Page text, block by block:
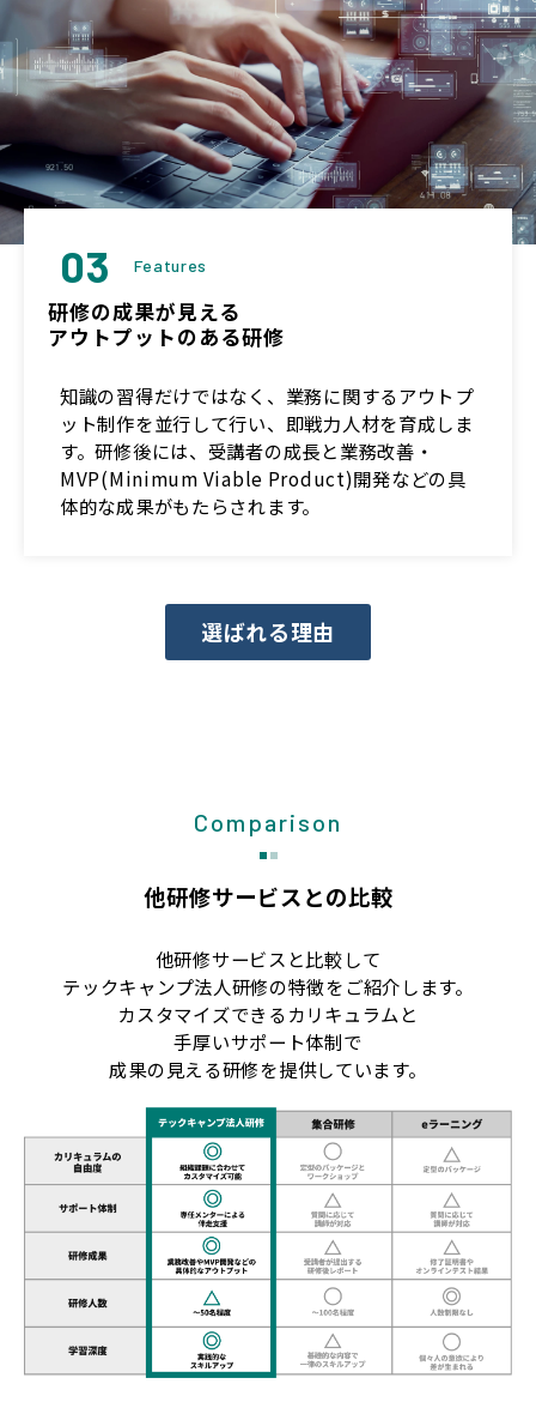
03 Features
研修の成果が見える
アウトプットのある研修
知識の習得だけではなく、業務に関するアウトプ
ット制作を並行して行い、即戦力人材を育成しま
す。研修後には、受講者の成長と業務改善・
MVP(Minimum Viable Product)開発などの具
体的な成果がもたらされます。
選ばれる理由
Comparison
他研修サービスとの比較
他研修サービスと比較して
テックキャンプ法人研修の特徴をご紹介します。
カスタマイズできるカリキュラムと
手厚いサポート体制で
成果の見える研修を提供しています。